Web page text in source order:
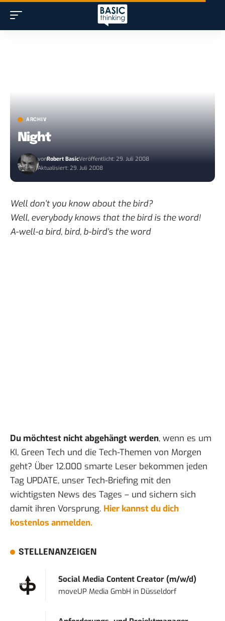
ARCHIV
Night
vonRobert BasicVeröffentlicht: 29. Juli 2008
Aktualisiert: 29. Juli 2008
Well don’t you know about the bird?
Well, everybody knows that the bird is the word!
A-well-a bird, bird, b-bird’s the word
Du möchtest nicht abgehängt werden, wenn es um
KI, Green Tech und die Tech-Themen von Morgen
geht? Über 12.000 smarte Leser bekommen jeden
Tag UPDATE, unser Tech-Briefing mit den
wichtigsten News des Tages – und sichern sich
damit ihren Vorsprung. Hier kannst du dich
kostenlos anmelden.
STELLENANZEIGEN
Social Media Content Creator (m/w/d)
moveUP Media GmbH in Düsseldorf